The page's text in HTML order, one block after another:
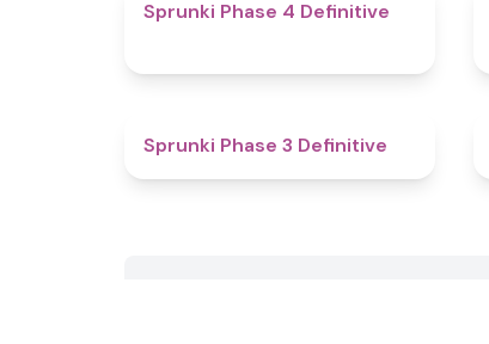
Sprunki Phase 4 Definitive
Sprunki Phase 3 Definitive